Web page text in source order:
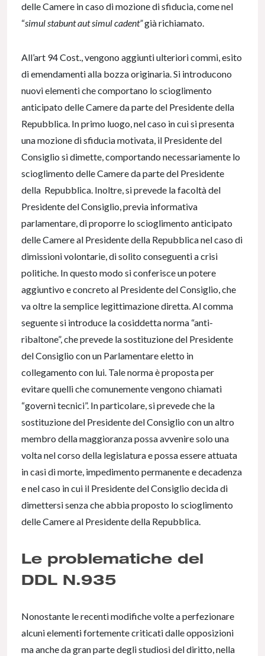
delle Camere in caso di mozione di sfiducia, come nel
“simul stabunt aut simul cadent”già richiamato.
All’art 94 Cost., vengono aggiunti ulteriori commi, esito
di emendamenti alla bozza originaria. Si introducono
nuovi elementi che comportano lo scioglimento
anticipato delle Camere da parte del Presidente della
Repubblica. In primo luogo, nel caso in cui si presenta
una mozione di sfiducia motivata, il Presidente del
Consiglio si dimette, comportando necessariamente lo
scioglimento delle Camere da parte del Presidente
della Repubblica. Inoltre, si prevede la facoltà del
Presidente del Consiglio, previa informativa
parlamentare, di proporre lo scioglimento anticipato
delle Camere al Presidente della Repubblica nel caso di
dimissioni volontarie, di solito conseguenti a crisi
politiche. In questo modo si conferisce un potere
aggiuntivo e concreto al Presidente del Consiglio, che
va oltre la semplice legittimazione diretta. Al comma
seguente si introduce la cosiddetta norma “anti-
ribaltone”, che prevede la sostituzione del Presidente
del Consiglio con un Parlamentare eletto in
collegamento con lui. Tale norma è proposta per
evitare quelli che comunemente vengono chiamati
“governi tecnici”. In particolare, si prevede che la
sostituzione del Presidente del Consiglio con un altro
membro della maggioranza possa avvenire solo una
volta nel corso della legislatura e possa essere attuata
in casi di morte, impedimento permanente e decadenza
e nel caso in cui il Presidente del Consiglio decida di
dimettersi senza che abbia proposto lo scioglimento
delle Camere al Presidente della Repubblica.
Le problematiche del
DDL N.935
Nonostante le recenti modifiche volte a perfezionare
alcuni elementi fortemente criticati dalle opposizioni
ma anche da gran parte degli studiosi del diritto, nella